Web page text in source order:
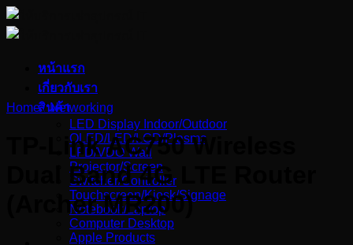
Skip
to
content
หน้าแรก
เกี่ยวกับเรา
สินค้า
LED Display Indoor/Outdoor
OLED/LED/LCD/Plasma
LFD/VDO Wall
Projector/Screen
Switcher/Controller
Touchscreen/Kiosk/Signage
Notebook/Laptop
Computer Desktop
Apple Products
Home / Networking
TP-Link AC750 Wireless
Dual Band 4G LTE Router
(Archer MR200)